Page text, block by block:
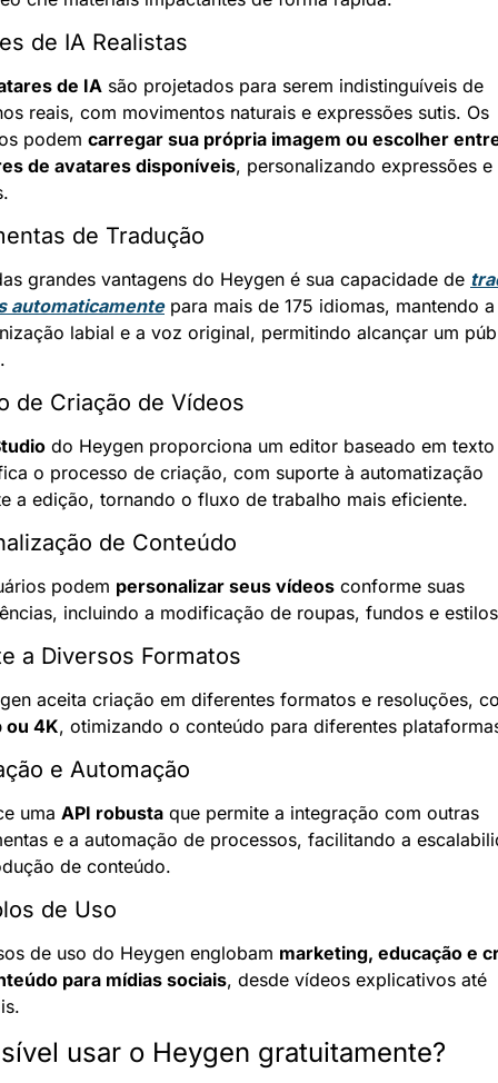
de IA Realistas
de IA são projetados para serem indistinguíveis de
reais, com movimentos naturais e expressões sutis. Os
podem carregar sua própria imagem ou escolher
de avatares disponíveis, personalizando expressões e
de Tradução
grandes vantagens do Heygen é sua capacidade de
automaticamente para mais de 175 idiomas, mantendo a
labial e a voz original, permitindo alcançar um
de Criação de Vídeos
do Heygen proporciona um editor baseado em
o processo de criação, com suporte à automatização
a edição, tornando o fluxo de trabalho mais eficiente.
de Conteúdo
podem personalizar seus vídeos conforme suas
incluindo a modificação de roupas, fundos e
a Diversos Formatos
ou 4K, otimizando o conteúdo para diferentes
e Automação
uma API robusta que permite a integração com outras
e a automação de processos, facilitando a
de conteúdo.
de Uso
de uso do Heygen englobam marketing, educação e
para mídias sociais, desde vídeos explicativos até
usar o Heygen gratuitamente?